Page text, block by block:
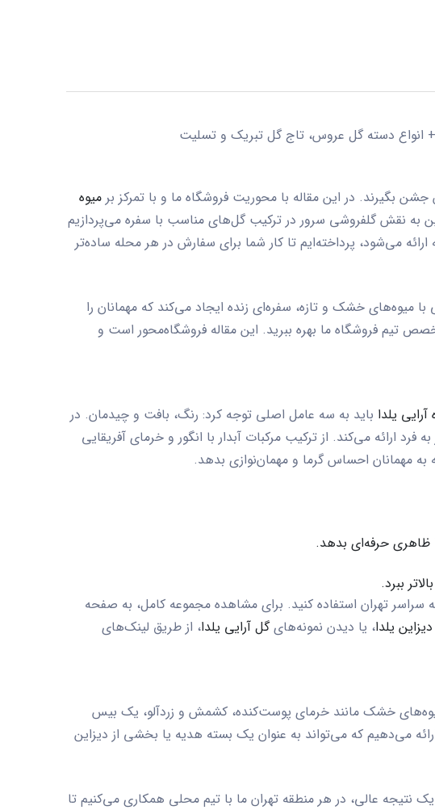
بگیرند. در این مقاله با محوریت فروشگاه ما و با تمرکز برمیوه
به نقشگلفروشی سرور در ترکیب گل‌های مناسب با سفره می‌پردازیم
می‌شود، پرداخته‌ایم تا کار شما برای سفارش در هر محله ساده‌تر
میوه‌های خشک و تازه، سفره‌ای زنده ایجاد می‌کند که مهمانان را
تیم فروشگاه ما بهره ببرید. این مقاله فروشگاه‌محور است و
آرایی یلدا باید به سه عامل اصلی توجه کرد: رنگ، بافت و چیدمان. در
می‌کند. از ترکیب مرکبات آبدار با انگور و خرمای آفریقایی
به مهمانان احساس گرما و مهمان‌نوازی بدهد.
ظاهری حرفه‌ای بدهد.
ببرد.
سراسر تهران استفاده کنید. برای مشاهده مجموعه کامل، به صفحه
دیزاین یلدا، یا دیدن نمونه‌هایگل آرایی یلدا، از طریق لینک‌های
میوه‌های خشک مانند خرمای پوست‌کنده، کشمش و زردآلو، یک بیس
می‌دهیم که می‌تواند به عنوان یک بسته هدیه یا بخشی از دیزاین
نتیجه عالی، در هر منطقه تهران ما با تیم محلی همکاری می‌کنیم تا